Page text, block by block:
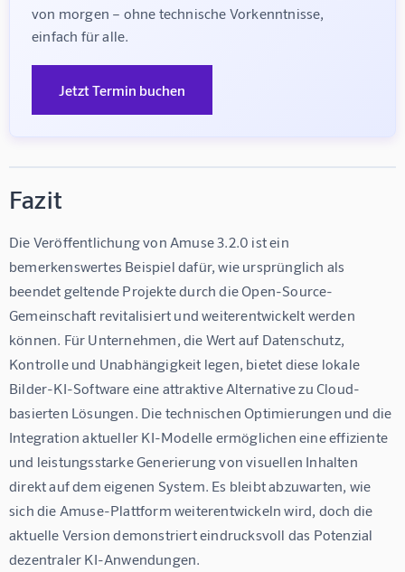
von morgen – ohne technische Vorkenntnisse,
einfach für alle.
Jetzt Termin buchen
Fazit
Die Veröffentlichung von Amuse 3.2.0 ist ein
bemerkenswertes Beispiel dafür, wie ursprünglich als
beendet geltende Projekte durch die Open-Source-
Gemeinschaft revitalisiert und weiterentwickelt werden
können. Für Unternehmen, die Wert auf Datenschutz,
Kontrolle und Unabhängigkeit legen, bietet diese lokale
Bilder-KI-Software eine attraktive Alternative zu Cloud-
basierten Lösungen. Die technischen Optimierungen und die
Integration aktueller KI-Modelle ermöglichen eine effiziente
und leistungsstarke Generierung von visuellen Inhalten
direkt auf dem eigenen System. Es bleibt abzuwarten, wie
sich die Amuse-Plattform weiterentwickeln wird, doch die
aktuelle Version demonstriert eindrucksvoll das Potenzial
dezentraler KI-Anwendungen.